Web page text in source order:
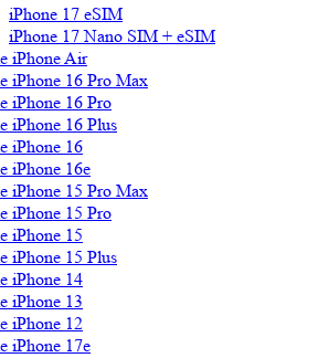
iPhone 17 eSIM
iPhone 17 Nano SIM + eSIM
iPhone Air
iPhone 16 Pro Max
iPhone 16 Pro
iPhone 16 Plus
iPhone 16
iPhone 16e
iPhone 15 Pro Max
iPhone 15 Pro
iPhone 15
iPhone 15 Plus
iPhone 14
iPhone 13
iPhone 12
iPhone 17e